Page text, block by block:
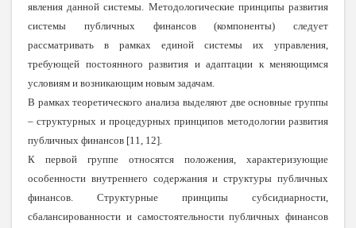
явления данной системы. Методологические принципы развития
системы публичных финансов (компоненты) следует
рассматривать в рамках единой системы их управления,
требующей постоянного развития и адаптации к меняющимся
условиям и возникающим новым задачам.
В рамках теоретического анализа выделяют две основные группы
– структурных и процедурных принципов методологии развития
публичных финансов [11, 12].
К первой группе относятся положения, характеризующие
особенности внутреннего содержания и структуры публичных
финансов. Структурные принципы субсидиарности,
сбалансированности и самостоятельностипубличных финансов